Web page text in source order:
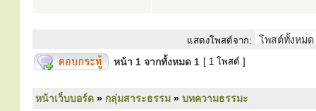
แสดงโพสต์จาก:
หน้า 1 จากทั้งหมด 1 [ 1 โพสต์ ]
หน้าเว็บบอร์ด » กลุ่มสาระธรรม » บทความธรรมะ